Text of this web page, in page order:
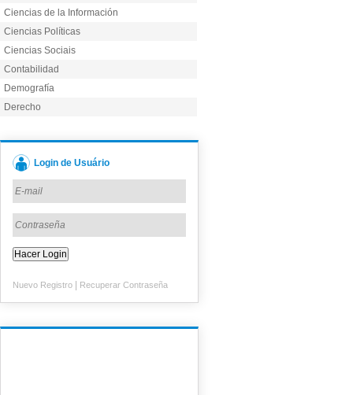
Ciencias de la Información
Ciencias Políticas
Ciencias Sociais
Contabilidad
Demografía
Derecho
Login de Usuário
Nuevo Registro Recuperar Contraseña